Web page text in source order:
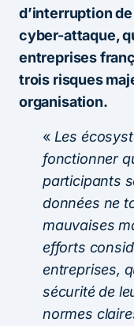
d’interruption
cyber-attaque,
entreprises
trois risques
organisation.
« Les
fonctionner
participants
données ne
mauvaises
efforts
entreprises,
sécurité de
normes